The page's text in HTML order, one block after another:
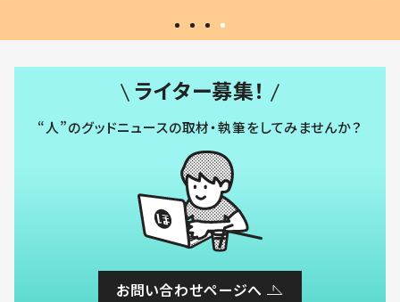
ライター募集！
“人”のグッドニュースの取材・執筆をしてみませんか？
お問い合わせページへ